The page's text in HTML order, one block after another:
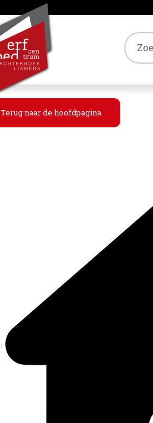
Terug naar de hoofdpagina